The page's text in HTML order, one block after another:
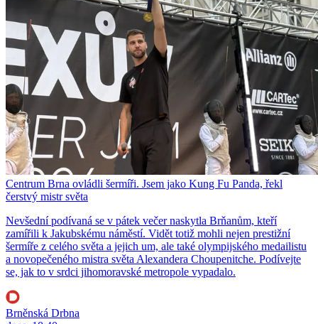
Centrum Brna ovládli šermíři. Jsem jako Kung Fu Panda, řekl
čerstvý mistr světa
Nevšední podívaná se v pátek večer naskytla Brňanům, kteří
zamířili k Jakubskému náměstí. Vidět totiž mohli nejen prestižní
šermíře z celého světa a jejich um, ale také olympijského medailistu
a novopečeného mistra světa Alexandera Choupenitche. Podívejte
se, jak to v srdci jihomoravské metropole vypadalo.
Brněnská Drbna